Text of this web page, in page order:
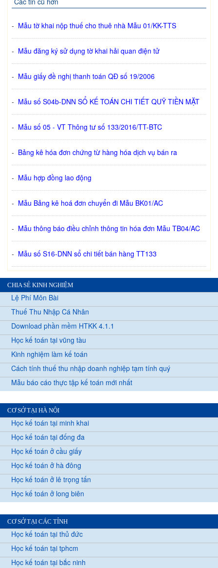
- Mẫu tờ khai nộp thuế cho thuê nhà Mẫu 01/KK-­TTS
- Mẫu đăng ký sử dụng tờ khai hải quan điện tử
- Mẫu giấy đề nghị thanh toán QĐ số 19/2006
- Mẫu số S04b-DNN SỔ KẾ TOÁN CHI TIẾT QUỸ TIỀN MẶT
- Mẫu số 05 - VT Thông tư số 133/2016/TT-BTC
- Bảng kê hóa đơn chứng từ hàng hóa dịch vụ bán ra
- Mẫu hợp đồng lao động
- Mẫu Bảng kê hoá đơn chuyển đi Mẫu BK01/AC
- Mẫu thông báo điều chỉnh thông tin hóa đơn Mẫu TB04/AC
- Mẫu số S16-DNN sổ chi tiết bán hàng TT133
CHIA SẺ KINH NGHIỆM
Lệ Phí Môn Bài
Thuế Thu Nhập Cá Nhân
Download phần mềm HTKK 4.1.1
Học kế toán tại vũng tàu
Kinh nghiệm làm kế toán
Cách tính thuế thu nhập doanh nghiệp tạm tính quý
Mẫu báo cáo thực tập kế toán mới nhất
CƠ SỞ TẠI HÀ NỘI
Học kế toán tại minh khai
Học kế toán tại đống đa
Học kế toán ở cầu giấy
Học kế toán ở hà đông
Học kế toán ở lê trọng tấn
Học kế toán ở long biên
CƠ SỞ TẠI CÁC TỈNH
Học kế toán tại thủ đức
Học kế toán tại tphcm
Học kế toán tại bắc ninh